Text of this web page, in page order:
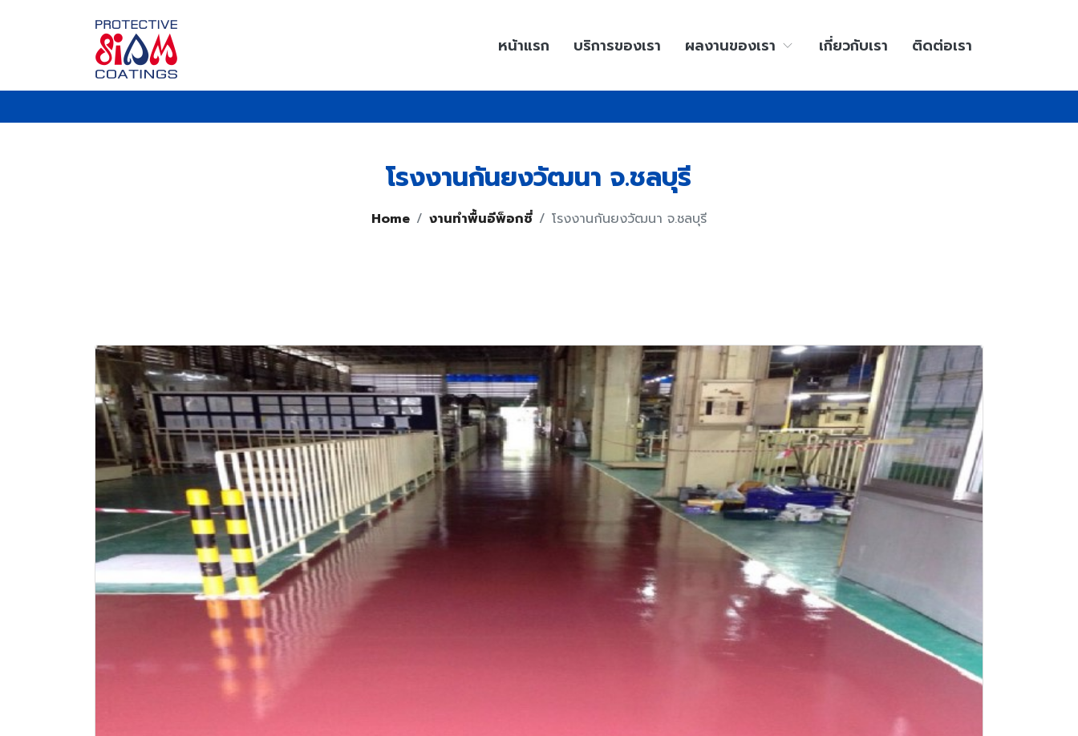
หน้าแรก บริการของเรา ผลงานของเรา เกี่ยวกับเรา ติดต่อเรา
โรงงานกันยงวัฒนา จ.ชลบุรี
Home งานทำพื้นอีพ็อกซี่ โรงงานกันยงวัฒนา จ.ชลบุรี